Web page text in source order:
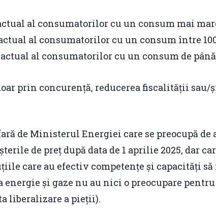
al consumatorilor cu un consum mai
al consumatorilor cu un consum între
actual al consumatorilor cu un consum de
prin concurență, reducerea fiscalității
de Ministerul Energiei care se preocupă
de preț după data de 1 aprilie 2025, dar
care au efectiv competențe și capacități
și gaze nu au nici o preocupare pentru
liberalizare a pieții).